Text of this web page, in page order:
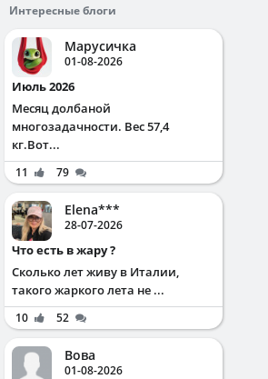
Интересные блоги
Марусичка
01-08-2026
Июль 2026
Месяц долбаной
многозадачности. Вес 57,4
кг.Вот...
11 79
Elena***
28-07-2026
Что есть в жару ?
Сколько лет живу в Италии,
такого жаркого лета не ...
10 52
Вова
01-08-2026